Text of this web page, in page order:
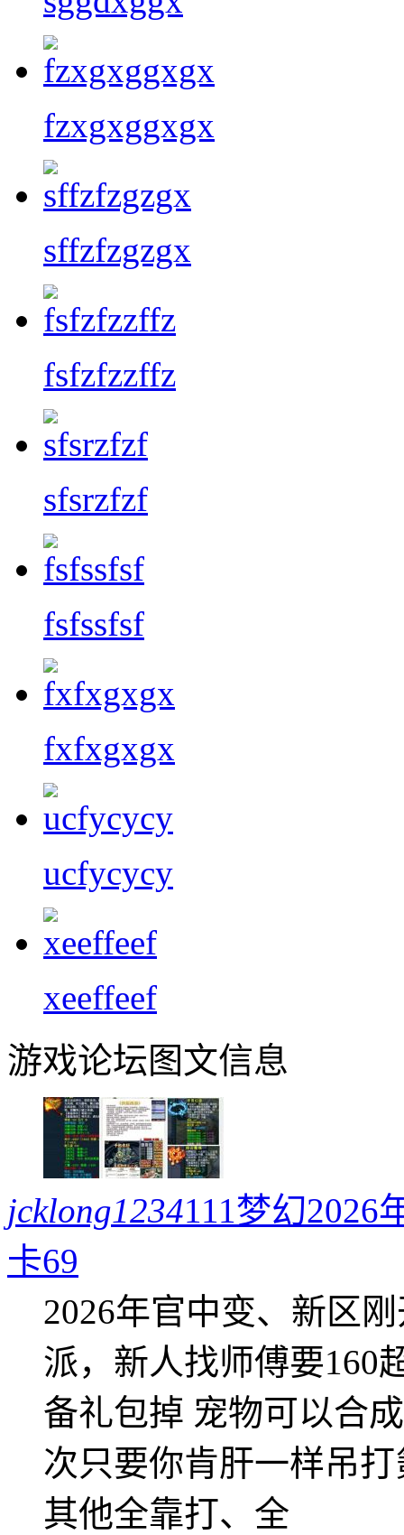
fzxgxggxgx
sffzfzgzgx
fsfzfzzffz
sfsrzfzf
fsfssfsf
fxfxgxgx
ucfycycy
xeeffeef
游戏论坛图文信息
jcklong1234111梦幻2026
卡69
2026年官中变、新区
派，新人找师傅要160
备礼包掉 宠物可以合
次只要你肯肝一样吊
其他全靠打、全